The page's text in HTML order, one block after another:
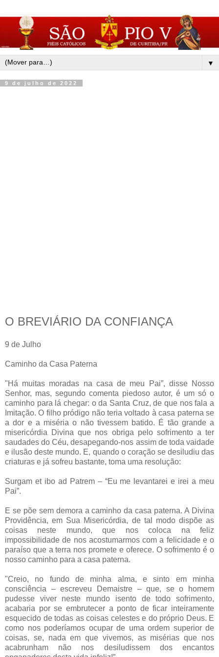
▼
9 de julho de 2022
O BREVIÁRIO DA CONFIANÇA
9 de Julho
Caminho da Casa Paterna
"Há muitas moradas na casa de meu Pai”, disse Nosso
Senhor, mas, segundo comenta piedoso autor, é um só o
caminho para lá chegar: o da Santa Cruz, de que nos fala a
Imitação. O filho pródigo não teria voltado à casa paterna se
a dor e a miséria o não tivessem batido. É tão grande a
misericórdia Divina que nos obriga pelo sofrimento a ter
saudades do Céu, desapegando-nos assim de toda vaidade
e ilusão deste mundo. E, quando o coração se desiludiu das
criaturas e já sofreu bastante, toma uma resolução:
Surgam et ibo ad Patrem – “Eu me levantarei e irei a meu
Pai”.
E se põe sem demora a caminho da casa paterna. A Divina
Providência, em Sua Misericórdia, de tal modo dispõe as
coisas neste mundo, que nos coloca na feliz
impossibilidade de nos acostumarmos com a felicidade e o
paraíso que a terra nos promete e oferece. O sofrimento é o
nosso caminho para a casa paterna.
"Creio, no fundo de minha alma, e sinto em minha
consciência – escreveu Demaistre – que, se o homem
pudesse viver neste mundo isento de todo sofrimento,
acabaria por se embrutecer a ponto de ficar inteiramente
esquecido de todas as coisas celestes e do próprio Deus. E
como nos poderíamos ocupar de uma ordem superior de
coisas, se, nada em que vivemos, as misérias que nos
acabrunham não nos desiludissem dos encantos